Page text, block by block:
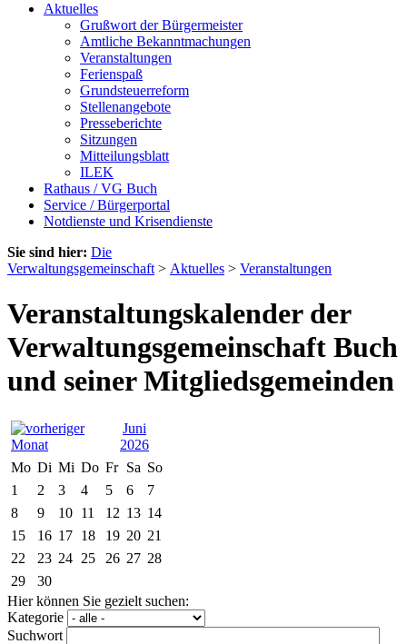
Aktuelles
Grußwort der Bürgermeister
Amtliche Bekanntmachungen
Veranstaltungen
Ferienspaß
Grundsteuerreform
Stellenangebote
Presseberichte
Sitzungen
Mitteilungsblatt
ILEK
Rathaus / VG Buch
Service / Bürgerportal
Notdienste und Krisendienste
Sie sind hier: Die
Verwaltungsgemeinschaft > Aktuelles > Veranstaltungen
Veranstaltungskalender der
Verwaltungsgemeinschaft Buch
und seiner Mitgliedsgemeinden
Juni
2026
Mo Di Mi Do Fr Sa So
1
2 3 4 5 6
7
8
9 10 11 12 13 14
15
16 17 18 19 20 21
22
23 24 25 26 27 28
29
30
Hier können Sie gezielt suchen:
Kategorie
Suchwort